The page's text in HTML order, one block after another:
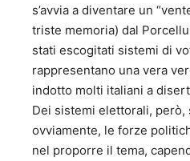
s’avvia a diventare un
triste memoria) dal
stati escogitati sistemi di
rappresentano una vera
indotto molti italiani a
Dei sistemi elettorali,
ovviamente, le forze
nel proporre il tema,